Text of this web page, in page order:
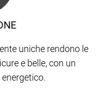
uniche rendono le
e belle, con un